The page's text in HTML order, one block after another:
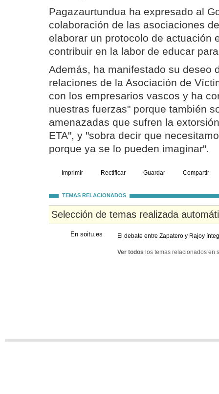
Pagazaurtundua ha expresado al
colaboración de las asociaciones
elaborar un protocolo de actuación
contribuir en la labor de educar
Además, ha manifestado su deseo
relaciones de la Asociación de
con los empresarios vascos y ha
nuestras fuerzas" porque también
amenazadas que sufren la
ETA", y "sobra decir que
porque ya se lo pueden imaginar".
Imprimir Rectificar Guardar Compartir
TEMAS RELACIONADOS
Selección de temas realizada
En soitu.es El debate entre Zapatero y Rajoy
Ver todos los temas relacionados en